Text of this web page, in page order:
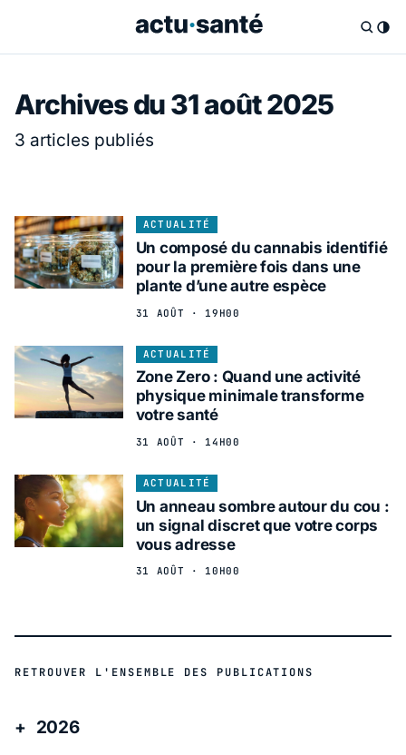
Archives du 31 août 2025
3 articles publiés
ACTUALITÉ
Un composé du cannabis identifié
pour la première fois dans une
plante d’une autre espèce
31 AOÛT · 19H00
ACTUALITÉ
Zone Zero : Quand une activité
physique minimale transforme
votre santé
31 AOÛT · 14H00
ACTUALITÉ
Un anneau sombre autour du cou :
un signal discret que votre corps
vous adresse
31 AOÛT · 10H00
RETROUVER L'ENSEMBLE DES PUBLICATIONS
2026